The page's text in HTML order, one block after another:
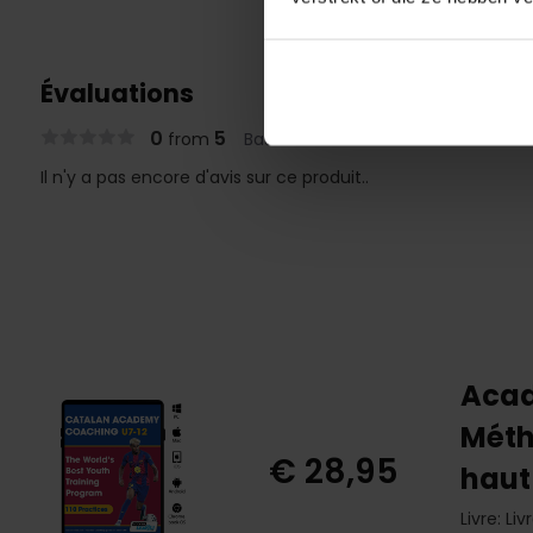
Évaluations
0 from 5 Based on 0 reviews
Il n'y a pas encore d'avis sur ce produit..
€ 28,95
Livre: